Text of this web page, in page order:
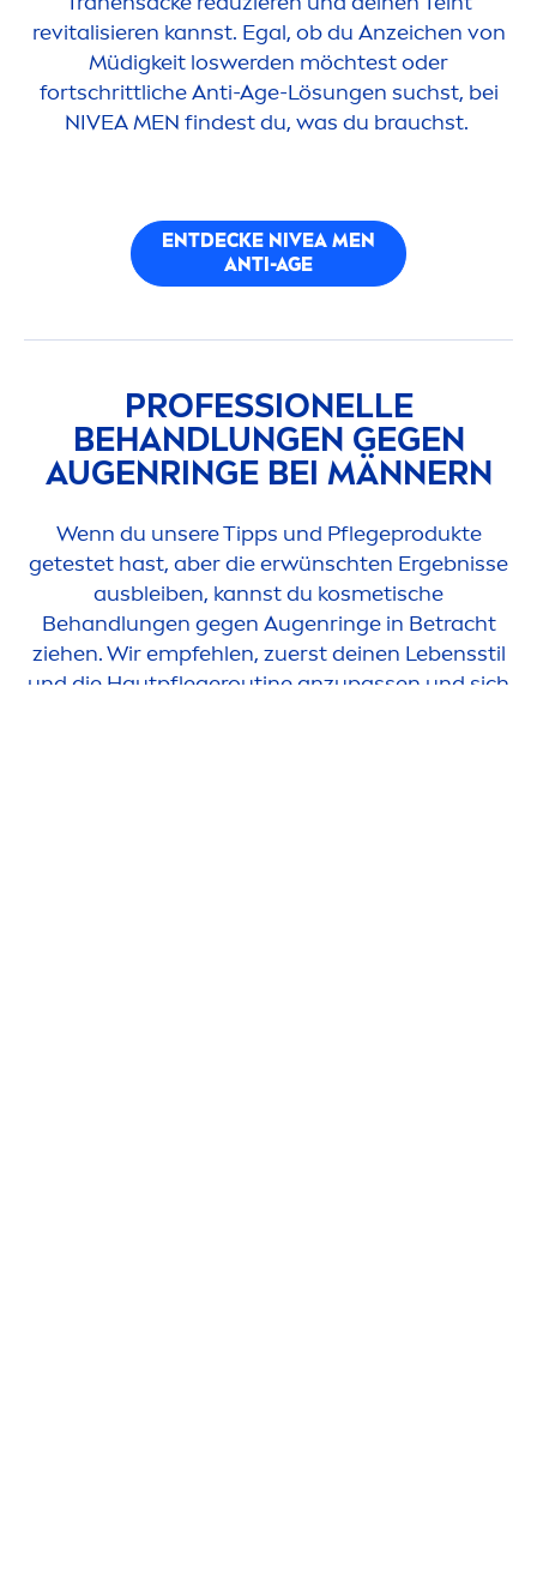
revitalisieren kannst. Egal, ob du Anzeichen von
Müdigkeit loswerden möchtest oder
fortschrittliche Anti-Age-Lösungen suchst, bei
NIVEA MEN findest du, was du brauchst.
ENTDECKE NIVEA MEN
ANTI-AGE
PROFESSIONELLE
BEHANDLUNGEN GEGEN
AUGENRINGE BEI MÄNNERN
Wenn du unsere Tipps und Pflegeprodukte
getestet hast, aber die erwünschten Ergebnisse
ausbleiben, kannst du kosmetische
Behandlungen gegen Augenringe in Betracht
ziehen. Wir empfehlen, zuerst deinen Lebensstil
und die Hautpflegeroutine anzupassen und sich